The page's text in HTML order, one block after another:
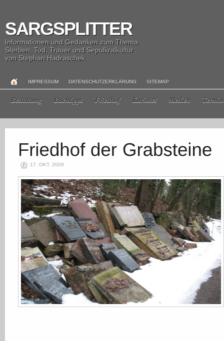
SARGSPLITTER
Informationen und Gedanken zum Thema
Sterben, Tod, Trauer und Sepulkralkultur
von Stephan Hadraschek
IMPRESSUM DATENSCHUTZERKLÄRUNG SITEMAP
Bestattung Buchtipps Friedhof Kurioses Medien
17. OKT. 2009